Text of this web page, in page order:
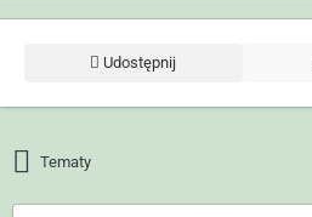
Udostępnij
Tematy